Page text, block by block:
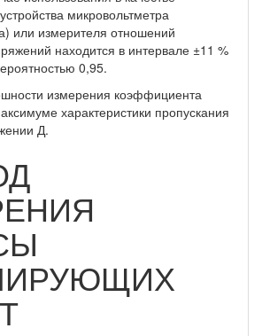
микровольтметра
или измерителя отношений
находится в интервале ±11 %
0,95.
измерения коэффициента
характеристики пропускания
Д.